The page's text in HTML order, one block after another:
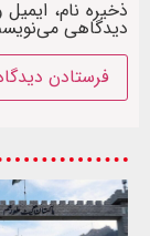
ذخیره نام،
دیدگاهی